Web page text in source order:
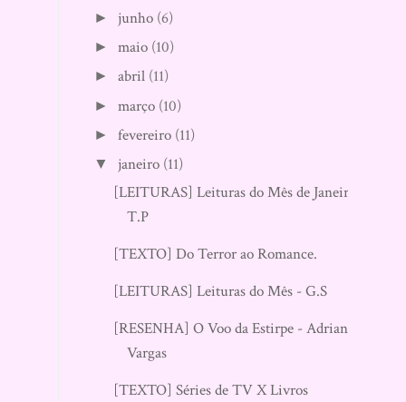
► junho (6)
►maio (10)
►abril (11)
►março (10)
►fevereiro (11)
▼ janeiro (11)
[LEITURAS] Leituras do Mês de Janeiro
T.P
[TEXTO] Do Terror ao Romance.
[LEITURAS] Leituras do Mês - G.S
[RESENHA] O Voo da Estirpe - Adriana
Vargas
[TEXTO] Séries de TV X Livros